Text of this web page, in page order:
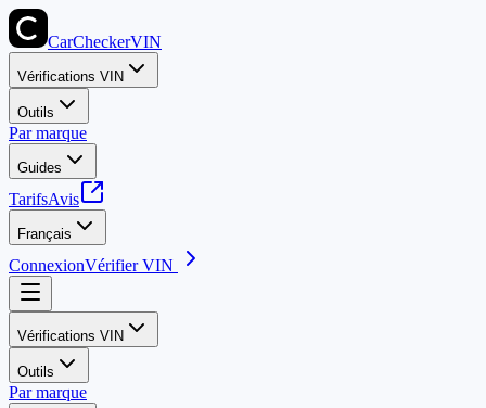
CarCheckerVIN
Vérifications VIN
Outils
Par marque
Guides
TarifsAvis
Français
ConnexionVérifier VIN
Vérifications VIN
Outils
Par marque